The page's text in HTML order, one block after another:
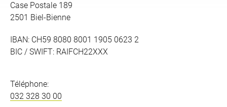
Case Postale 189
2501 Biel-Bienne
IBAN: CH59 8080 8001 1905 0623 2
BIC / SWIFT: RAIFCH22XXX
Téléphone:
032 328 30 00